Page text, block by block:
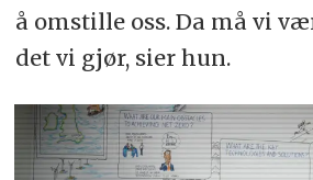
å omstille oss. Da må vi
det vi gjør, sier hun.